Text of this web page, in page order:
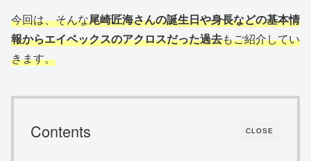
今回は、そんな尾崎匠海さんの誕生日や身長などの基本情
報からエイベックスのアクロスだった過去もご紹介してい
きます。
CLOSE
Contents